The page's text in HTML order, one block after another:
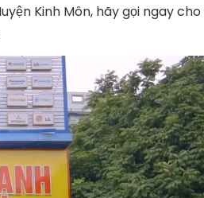
Kinh Môn, hãy gọi ngay